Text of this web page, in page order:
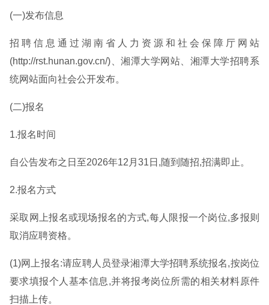
(一)发布信息
招聘信息通过湖南省人力资源和社会保障厅网站
(http://rst.hunan.gov.cn/)、湘潭大学网站、湘潭大学招聘系
统网站面向社会公开发布。
(二)报名
1.报名时间
自公告发布之日至2026年12月31日,随到随招,招满即止。
2.报名方式
采取网上报名或现场报名的方式,每人限报一个岗位,多报则
取消应聘资格。
(1)网上报名:请应聘人员登录湘潭大学招聘系统报名,按岗位
要求填报个人基本信息,并将报考岗位所需的相关材料原件
扫描上传。